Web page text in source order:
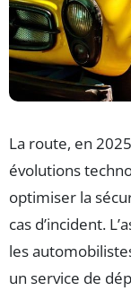
La route, en
évolutions
optimiser la
cas d’incident.
les
un service de